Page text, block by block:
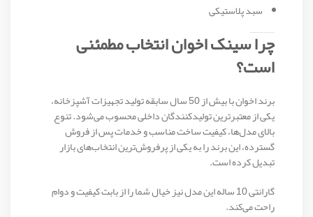
سبد پلاستیکی
چرا سینک اخوان انتخاب مطمئنی
است؟
برند اخوان با بیش از 50 سال سابقه تولید تجهیزات آشپزخانه،
یکی از معتبرترین تولیدکنندگان داخلی محسوب می‌شود. تنوع
بالای مدل‌ها، کیفیت ساخت مناسب و خدمات پس از فروش
گسترده، این برند را به یکی از پرفروش‌ترین انتخاب‌های بازار
تبدیل کرده است.
گارانتی 10 ساله این مدل نیز خیال شما را از بابت کیفیت و دوام
راحت می‌کند.